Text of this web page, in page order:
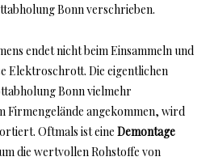
Bonn verschrieben.
endet nicht beim Einsammeln und
Elektroschrott. Die eigentlichen
Bonn vielmehr
Firmengelände angekommen, wird
Oftmals ist eine Demontage
die wertvollen Rohstoffe von